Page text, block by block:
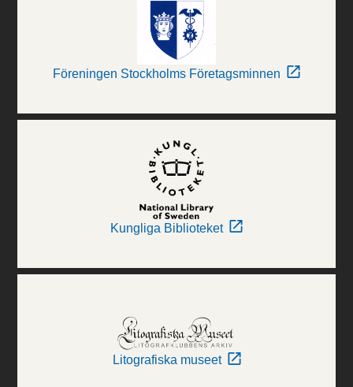
Föreningen Stockholms Företagsminnen
Kungliga Biblioteket
Litografiska museet